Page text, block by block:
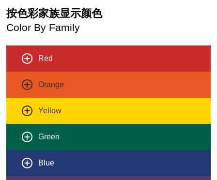
按色彩家族显示颜色
Color By Family
Red
Orange
Yellow
Green
Blue